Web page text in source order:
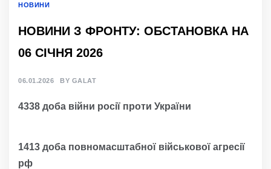
НОВИНИ
НОВИНИ З ФРОНТУ: ОБСТАНОВКА НА
06 СІЧНЯ 2026
06.01.2026 BY GALAT
4338 доба війни росії проти України
1413 доба повномасштабної військової агресії
рф